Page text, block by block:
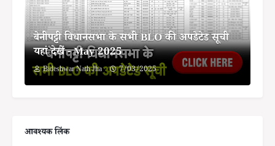
बेनीपट्टी विधानसभा के सभी BLO की अपडेटेड सूची
यहां देखें - May 2025
Bideshwar Nath Jha 7/03/2025
आवश्यक लिंक